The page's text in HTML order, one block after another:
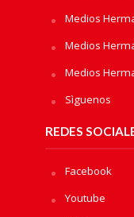
Medios
Medios
Medios
Sìguenos
REDES
Facebook
Youtube